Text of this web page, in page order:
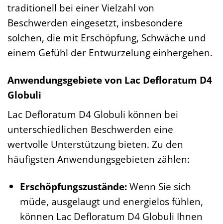
traditionell bei einer Vielzahl von
Beschwerden eingesetzt, insbesondere
solchen, die mit Erschöpfung, Schwäche und
einem Gefühl der Entwurzelung einhergehen.
Anwendungsgebiete von Lac Defloratum D4
Globuli
Lac Defloratum D4 Globuli können bei
unterschiedlichen Beschwerden eine
wertvolle Unterstützung bieten. Zu den
häufigsten Anwendungsgebieten zählen:
Erschöpfungszustände:Wenn Sie sich
müde, ausgelaugt und energielos fühlen,
können Lac Defloratum D4 Globuli Ihnen